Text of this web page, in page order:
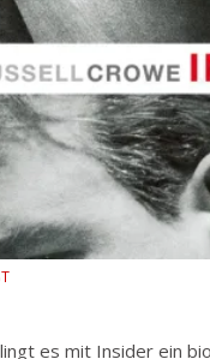
es mit Insider ein